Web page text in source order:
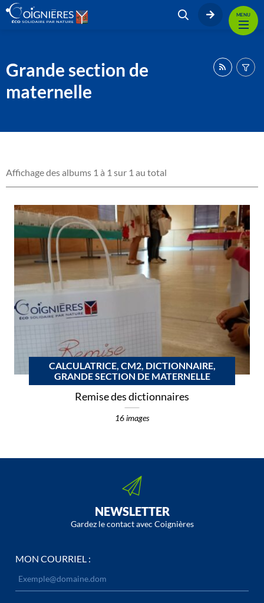
MENU
Grande section de
maternelle
Affichage des albums 1 à 1 sur 1 au total
CALCULATRICE, CM2, DICTIONNAIRE,
GRANDE SECTION DE MATERNELLE
Remise des dictionnaires
16 images
NEWSLETTER
Gardez le contact avec Coignières
MON COURRIEL :